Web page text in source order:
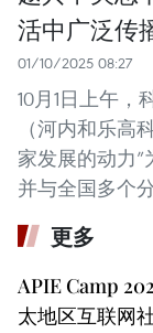
活中广泛传
01/10/2025 08:27
10月1日上午
（河内和乐高
家发展的动力”
并与全国多个
更多
APIE Camp
太地区互联网